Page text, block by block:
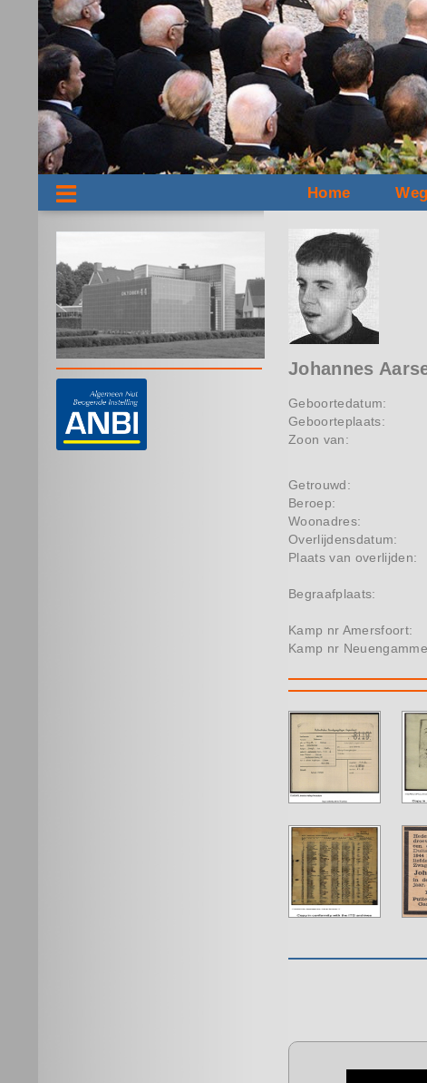
Home
Johannes
Geboortedatum:
Geboorteplaats:
Zoon van:
Getrouwd:
Beroep:
Woonadres:
Overlijdensdatum:
Plaats van overlijden:
Begraafplaats:
Kamp nr Amersfoort:
Kamp nr